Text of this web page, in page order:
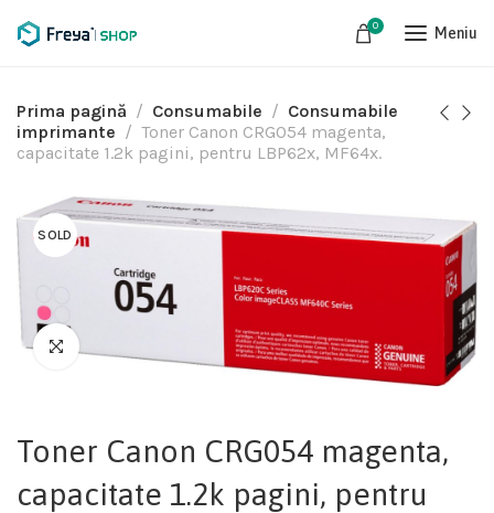
0 Meniu
Prima pagină Consumabile
Consumabile
imprimante
Toner Canon CRG054 magenta,
capacitate 1.2k pagini, pentru LBP62x, MF64x.
SOLD
Toner Canon CRG054 magenta,
capacitate 1.2k pagini, pentru